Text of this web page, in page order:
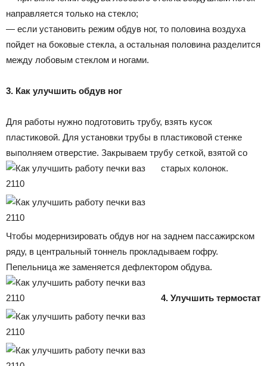
направляется только на стекло;
— если установить режим обдув ног, то половина воздуха
пойдет на боковые стекла, а остальная половина разделится
между лобовым стеклом и ногами.
3. Как улучшить обдув ног
Для работы нужно подготовить трубу, взять кусок
пластиковой. Для установки трубы в пластиковой стенке
выполняем отверстие. Закрываем трубу сеткой, взятой со
старых колонок.
Чтобы модернизировать обдув ног на заднем пассажирском
ряду, в центральный тоннель прокладываем гофру.
Пепельница же заменяется дефлектором обдува.
4. Улучшить термостат